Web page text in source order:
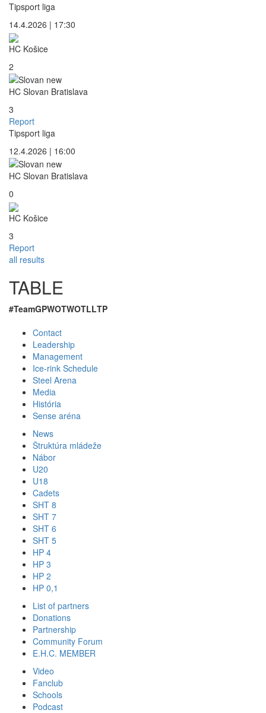
Tipsport liga
14.4.2026 | 17:30
HC Košice
2
HC Slovan Bratislava
3
Report
Tipsport liga
12.4.2026 | 16:00
HC Slovan Bratislava
0
HC Košice
3
Report
all results
TABLE
#TeamGPWOTWOTLLTP
Contact
Leadership
Management
Ice-rink Schedule
Steel Arena
Media
História
Sense aréna
News
Štruktúra mládeže
Nábor
U20
U18
Cadets
SHT 8
SHT 7
SHT 6
SHT 5
HP 4
HP 3
HP 2
HP 0,1
List of partners
Donations
Partnership
Community Forum
E.H.C. MEMBER
Video
Fanclub
Schools
Podcast